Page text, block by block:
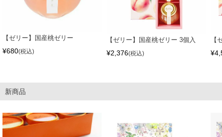
【ゼリー】国産桃ゼリー
¥680 税込
【ゼリー】国産桃ゼリー 3個入
¥2,376 税込
【
¥
新商品